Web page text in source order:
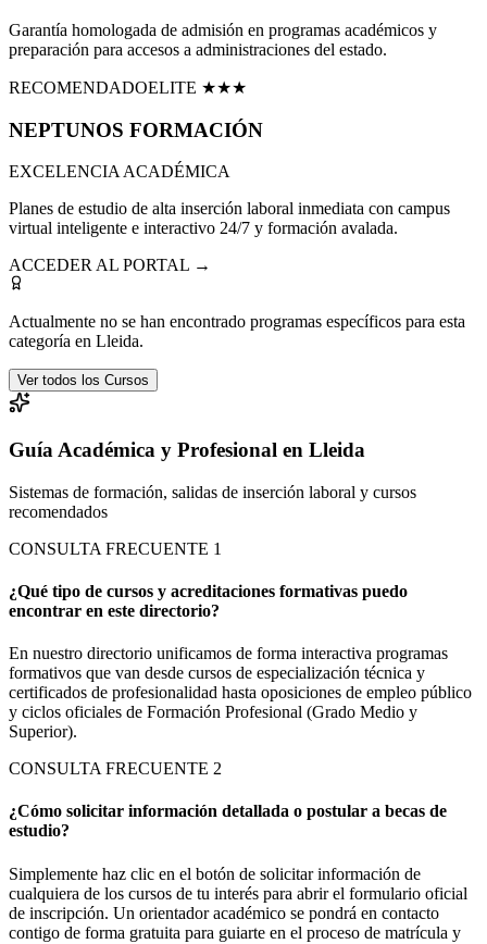
Garantía homologada de admisión en programas académicos y
preparación para accesos a administraciones del estado.
RECOMENDADOELITE ★★★
NEPTUNOS FORMACIÓN
EXCELENCIA ACADÉMICA
Planes de estudio de alta inserción laboral inmediata con campus
virtual inteligente e interactivo 24/7 y formación avalada.
ACCEDER AL PORTAL →
Actualmente no se han encontrado programas específicos para esta
categoría en Lleida.
Ver todos los Cursos
Guía Académica y Profesional en Lleida
Sistemas de formación, salidas de inserción laboral y cursos
recomendados
CONSULTA FRECUENTE 1
¿Qué tipo de cursos y acreditaciones formativas puedo
encontrar en este directorio?
En nuestro directorio unificamos de forma interactiva programas
formativos que van desde cursos de especialización técnica y
certificados de profesionalidad hasta oposiciones de empleo público
y ciclos oficiales de Formación Profesional (Grado Medio y
Superior).
CONSULTA FRECUENTE 2
¿Cómo solicitar información detallada o postular a becas de
estudio?
Simplemente haz clic en el botón de solicitar información de
cualquiera de los cursos de tu interés para abrir el formulario oficial
de inscripción. Un orientador académico se pondrá en contacto
contigo de forma gratuita para guiarte en el proceso de matrícula y